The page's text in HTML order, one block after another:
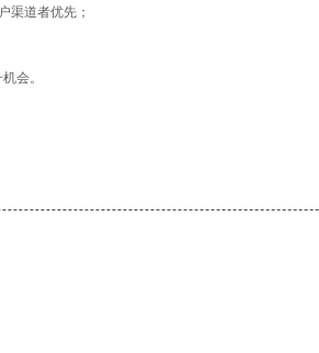
渠道者优先；
会。